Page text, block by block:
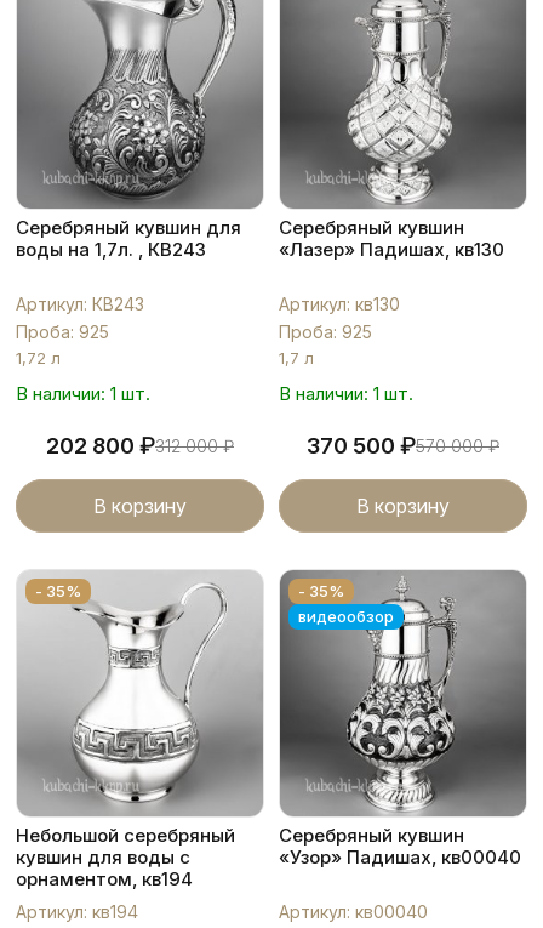
Серебряный кувшин для
воды на 1,7л. , КВ243
Артикул: КВ243
Проба: 925
1,72 л
В наличии: 1 шт.
202 800 ₽312 000₽
В корзину
Серебряный кувшин
«Лазер» Падишах, кв130
Артикул: кв130
Проба: 925
1,7 л
В наличии: 1 шт.
370 500 ₽570 000₽
В корзину
- 35%
Небольшой серебряный
кувшин для воды с
орнаментом, кв194
Артикул: кв194
- 35%
видеообзор
Серебряный кувшин
«Узор» Падишах, кв00040
Артикул: кв00040